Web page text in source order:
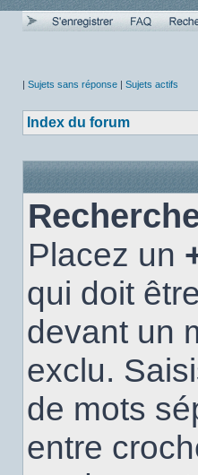
| Sujets sans réponse | Sujets actifs
Index du forum
Placez un
qui doit
devant un
exclu.
de mots
entre